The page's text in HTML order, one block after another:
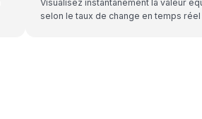
Visualisez instantanément la valeur
selon le taux de change en temps réel